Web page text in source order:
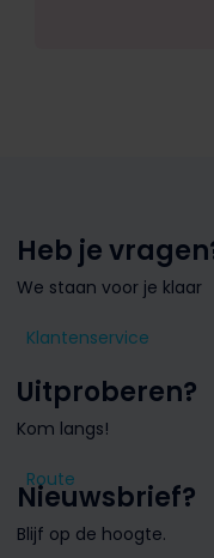
Heb je
We staan voor je klaar
Klantenservice
Uitproberen?
Kom langs!
Route
Nieuwsbrief?
Blijf op de hoogte.